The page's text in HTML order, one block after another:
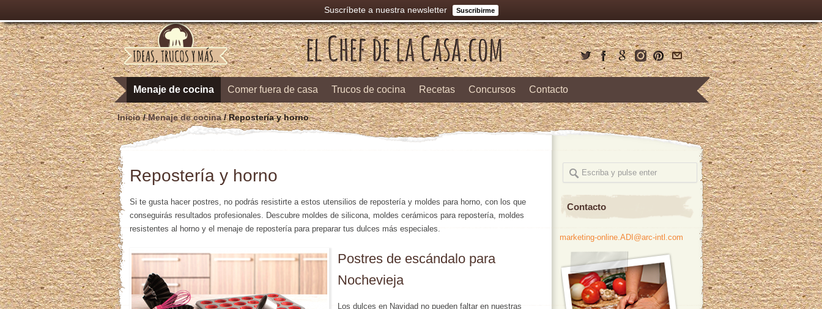
Suscríbete a nuestra newsletter Suscribirme
Menaje de cocina Comer fuera de casa Trucos de cocina Recetas Concursos Contacto
Inicio/Menaje de cocina/ Repostería y horno
Repostería y horno
Si te gusta hacer postres, no podrás resistirte a estos utensilios de repostería y moldes para horno, con los que
conseguirás resultados profesionales. Descubre moldes de silicona, moldes cerámicos para repostería, moldes
resistentes al horno y el menaje de repostería para preparar tus dulces más especiales.
Postres de escándalo para
Nochevieja
Los dulces en Navidad no pueden faltar en nuestras
Contacto
marketing-online.ADI@arc-intl.com